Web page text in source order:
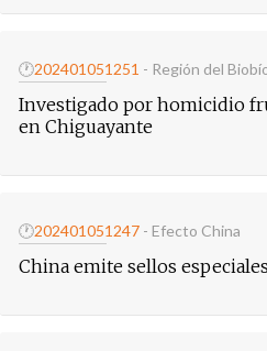
🕐202401051251 - Región del
Investigado por homicidio
en Chiguayante
🕐202401051247 - Efecto China
China emite sellos